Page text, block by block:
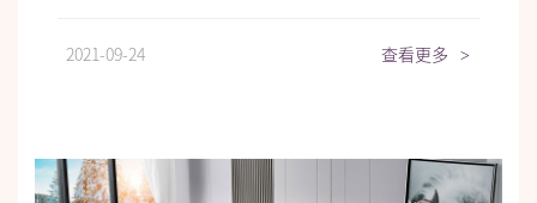
2021-09-24 查看更多 >